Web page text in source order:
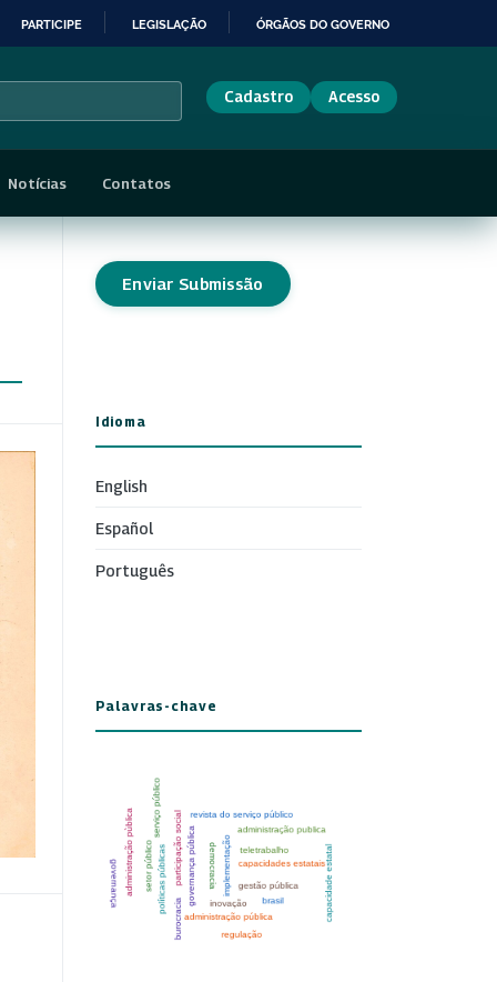
PARTICIPE LEGISLAÇÃO ÓRGÃOS DO GOVERNO
Cadastro Acesso
Notícias Contatos
Enviar Submissão
Idioma
English
Español
Português
Palavras-chave